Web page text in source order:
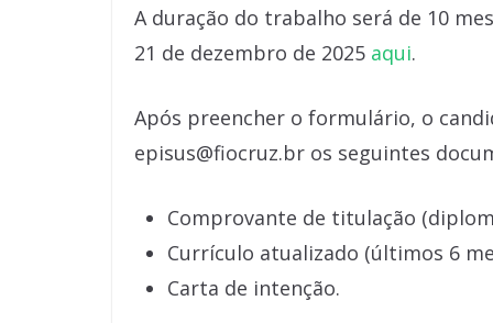
A duração do trabalho será de 10
21 de dezembro de 2025 aqui.
Após preencher o formulário, o
episus@fiocruz.br os seguintes
Comprovante de titulação
Currículo atualizado (últimos 6
Carta de intenção.